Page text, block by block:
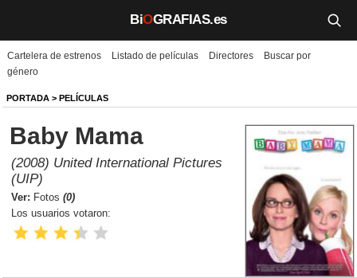
BiOGRAFIAS.es
Biografías
Películas
TV
Música
Un día como hoy
Videos
Cartelera de estrenos Listado de películas Directores
Buscar por
género
PORTADA > PELÍCULAS
Baby Mama
(2008) United International Pictures
(UIP)
Ver: Fotos (0)
Los usuarios votaron: